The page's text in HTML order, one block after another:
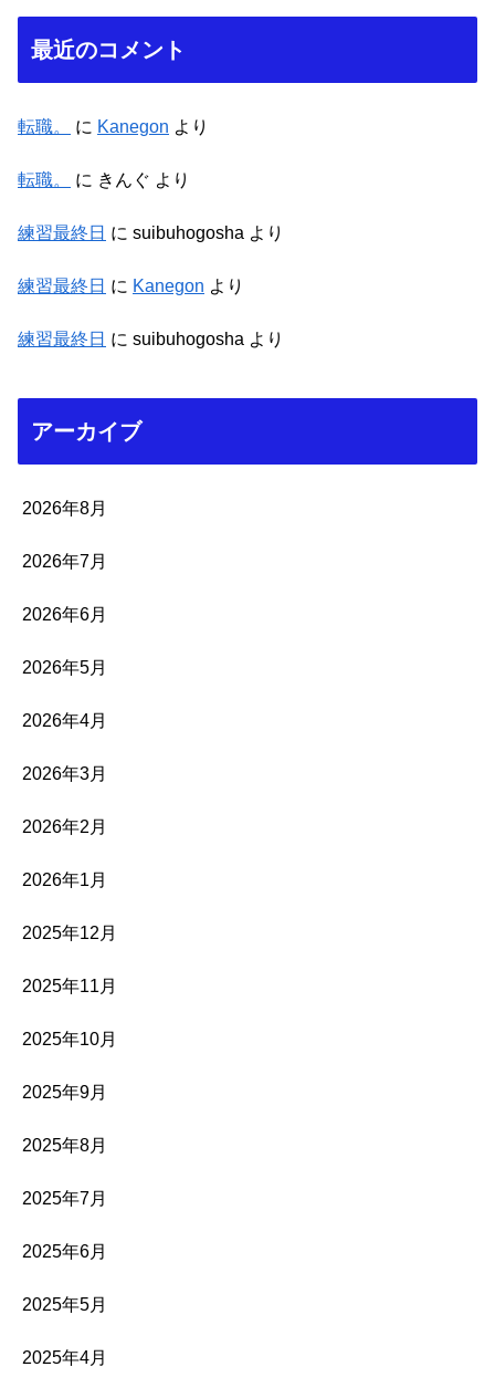
最近のコメント
転職。 に Kanegon より
転職。 に きんぐ より
練習最終日 に suibuhogosha より
練習最終日 に Kanegon より
練習最終日 に suibuhogosha より
アーカイブ
2026年8月
2026年7月
2026年6月
2026年5月
2026年4月
2026年3月
2026年2月
2026年1月
2025年12月
2025年11月
2025年10月
2025年9月
2025年8月
2025年7月
2025年6月
2025年5月
2025年4月